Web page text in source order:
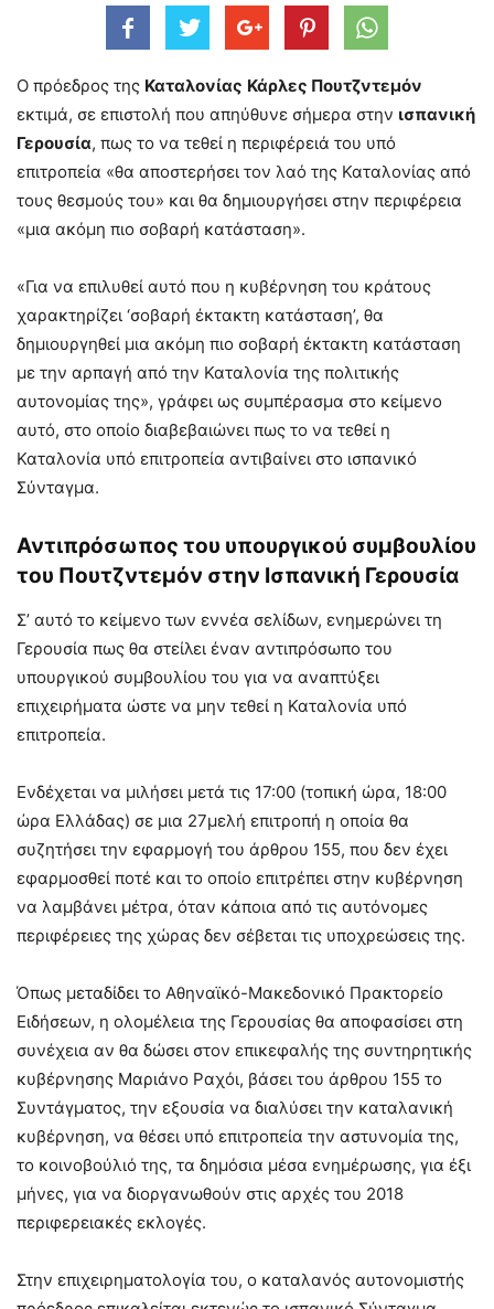
Ο πρόεδρος της Καταλονίας Κάρλες Πουτζντεμόν
εκτιμά, σε επιστολή που απηύθυνε σήμερα στην ισπανική
Γερουσία, πως το να τεθεί η περιφέρειά του υπό
επιτροπεία «θα αποστερήσει τον λαό της Καταλονίας από
τους θεσμούς του» και θα δημιουργήσει στην περιφέρεια
«μια ακόμη πιο σοβαρή κατάσταση».
«Για να επιλυθεί αυτό που η κυβέρνηση του κράτους
χαρακτηρίζει ‘σοβαρή έκτακτη κατάσταση’, θα
δημιουργηθεί μια ακόμη πιο σοβαρή έκτακτη κατάσταση
με την αρπαγή από την Καταλονία της πολιτικής
αυτονομίας της», γράφει ως συμπέρασμα στο κείμενο
αυτό, στο οποίο διαβεβαιώνει πως το να τεθεί η
Καταλονία υπό επιτροπεία αντιβαίνει στο ισπανικό
Σύνταγμα.
Αντιπρόσωπος του υπουργικού συμβουλίου
του Πουτζντεμόν στην Ισπανική Γερουσία
Σ’ αυτό το κείμενο των εννέα σελίδων, ενημερώνει τη
Γερουσία πως θα στείλει έναν αντιπρόσωπο του
υπουργικού συμβουλίου του για να αναπτύξει
επιχειρήματα ώστε να μην τεθεί η Καταλονία υπό
επιτροπεία.
Ενδέχεται να μιλήσει μετά τις 17:00 (τοπική ώρα, 18:00
ώρα Ελλάδας) σε μια 27μελή επιτροπή η οποία θα
συζητήσει την εφαρμογή του άρθρου 155, που δεν έχει
εφαρμοσθεί ποτέ και το οποίο επιτρέπει στην κυβέρνηση
να λαμβάνει μέτρα, όταν κάποια από τις αυτόνομες
περιφέρειες της χώρας δεν σέβεται τις υποχρεώσεις της.
Όπως μεταδίδει το Αθηναϊκό-Μακεδονικό Πρακτορείο
Ειδήσεων, η ολομέλεια της Γερουσίας θα αποφασίσει στη
συνέχεια αν θα δώσει στον επικεφαλής της συντηρητικής
κυβέρνησης Μαριάνο Ραχόι, βάσει του άρθρου 155 το
Συντάγματος, την εξουσία να διαλύσει την καταλανική
κυβέρνηση, να θέσει υπό επιτροπεία την αστυνομία της,
το κοινοβούλιό της, τα δημόσια μέσα ενημέρωσης, για έξι
μήνες, για να διοργανωθούν στις αρχές του 2018
περιφερειακές εκλογές.
Στην επιχειρηματολογία του, ο καταλανός αυτονομιστής